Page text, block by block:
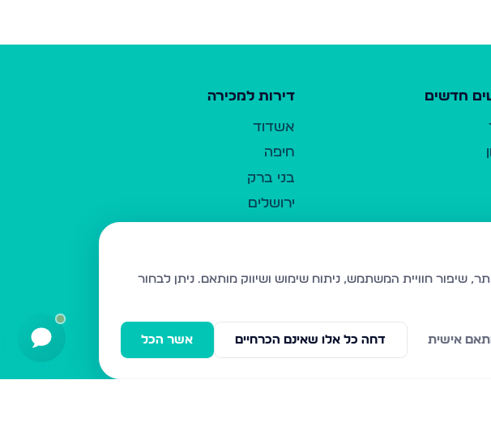
חדשים דירות למכירה
אשדוד
חיפה
בני ברק
ירושלים
בית שמש
ביתר עילית
ניתן לבחור
אשר הכל דחה כל אלו שאינם הכרחיים אישית